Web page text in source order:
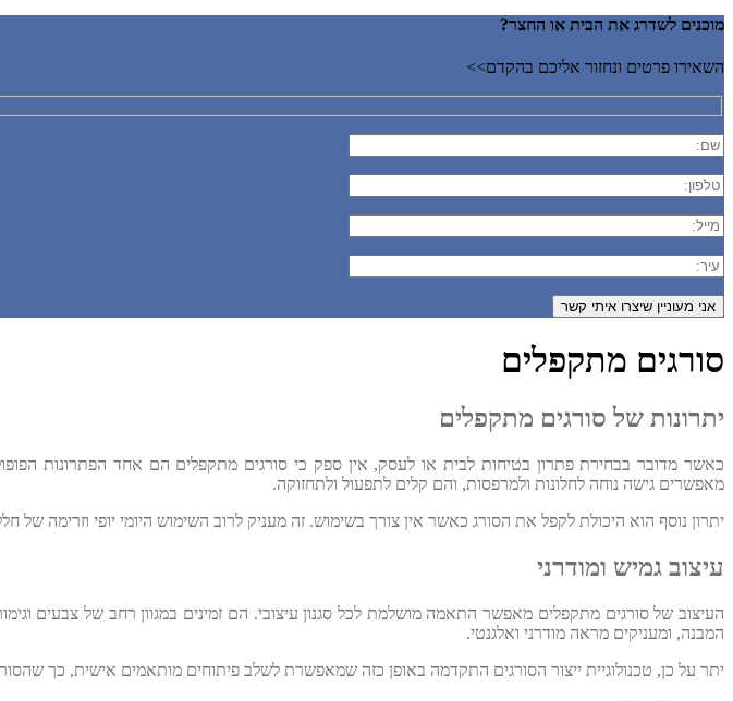
מוכנים לשדרג את הבית או החצר?
השאירו פרטים ונחזור אליכם בהקדם>>
סורגים מתקפלים
יתרונות של סורגים מתקפלים
כאשר מדובר בבחירת פתרון בטיחות לבית או לעסק, אין ספק כי סורגים מתקפלים הם אחד הפתרונות
מאפשרים גישה נוחה לחלונות ולמרפסות, והם קלים לתפעול ולתחזוקה.
יתרון נוסף הוא היכולת לקפל את הסורג כאשר אין צורך בשימוש. זה מעניק לרוב השימוש היומי יופי וזרימה של
עיצוב גמיש ומודרני
העיצוב של סורגים מתקפלים מאפשר התאמה מושלמת לכל סגנון עיצובי. הם זמינים במגוון רחב של צבעים
המבנה, ומעניקים מראה מודרני ואלגנטי.
יתר על כן, טכנולוגיית ייצור הסורגים התקדמה באופן כזה שמאפשרת לשלב פיתוחים מותאמים אישית, כך